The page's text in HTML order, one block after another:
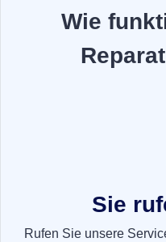
Wie
Sie
Rufen Sie unsere